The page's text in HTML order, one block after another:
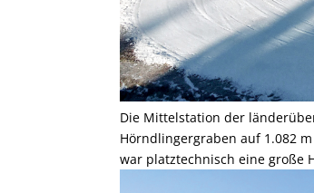
Die Mittelstation der
Hörndlingergraben auf 1.082
war platztechnisch eine große